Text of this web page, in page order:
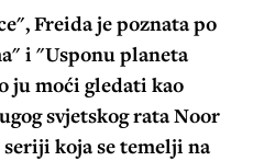
Freida je poznata po
i "Usponu planeta
ju moći gledati kao
svjetskog rata Noor
koja se temelji na